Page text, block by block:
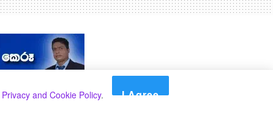
Privacy and Cookie Policy. I Agree